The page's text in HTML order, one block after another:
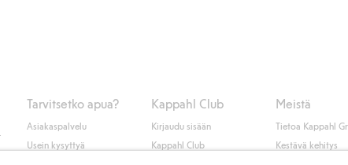
Tarvitsetko apua?
Asiakaspalvelu
Usein kysyttyä
Kappahl Club
Kirjaudu sisään
Kappahl Club
Meistä
Tietoa Kappahl
Kestävä kehitys